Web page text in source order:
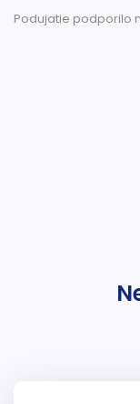
Podujatie podporilo